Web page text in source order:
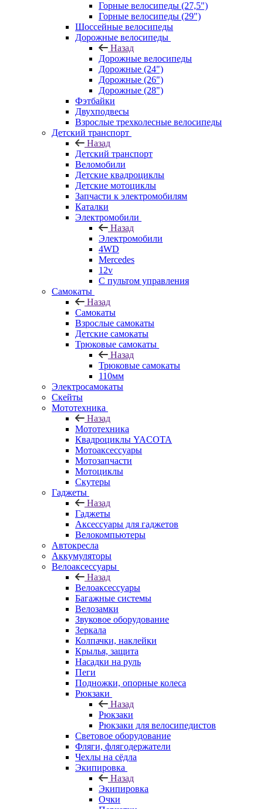
Горные велосипеды (27,5")
Горные велосипеды (29")
Шоссейные велосипеды
Дорожные велосипеды
Назад
Дорожные велосипеды
Дорожные (24")
Дорожные (26")
Дорожные (28")
Фэтбайки
Двухподвесы
Взрослые трехколесные велосипеды
Детский транспорт
Назад
Детский транспорт
Веломобили
Детские квадроциклы
Детские мотоциклы
Запчасти к электромобилям
Каталки
Электромобили
Назад
Электромобили
4WD
Mercedes
12v
С пультом управления
Самокаты
Назад
Самокаты
Взрослые самокаты
Детские самокаты
Трюковые самокаты
Назад
Трюковые самокаты
110мм
Электросамокаты
Скейты
Мототехника
Назад
Мототехника
Квадроциклы YACOTA
Мотоаксессуары
Мотозапчасти
Мотоциклы
Скутеры
Гаджеты
Назад
Гаджеты
Аксессуары для гаджетов
Велокомпьютеры
Автокресла
Аккумуляторы
Велоаксессуары
Назад
Велоаксессуары
Багажные системы
Велозамки
Звуковое оборудование
Зеркала
Колпачки, наклейки
Крылья, защита
Насадки на руль
Пеги
Подножки, опорные колеса
Рюкзаки
Назад
Рюкзаки
Рюкзаки для велосипедистов
Световое оборудование
Фляги, флягодержатели
Чехлы на сёдла
Экипировка
Назад
Экипировка
Очки